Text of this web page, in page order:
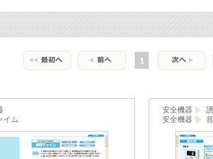
1
イム
安全機器
安全機器